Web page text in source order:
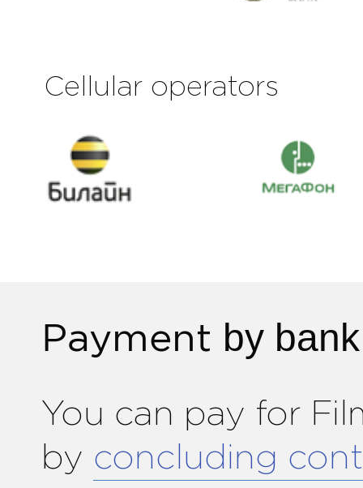
Cellular operators
Payment by
You can pay for
by concluding